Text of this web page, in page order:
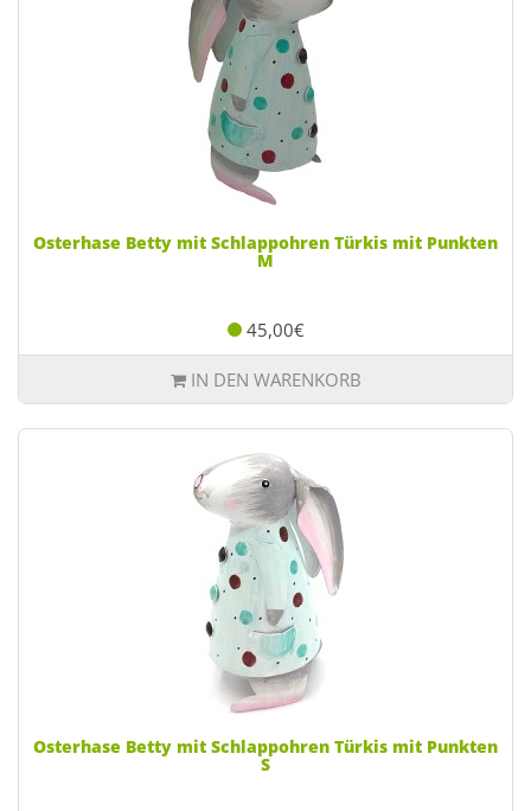
Osterhase Betty mit Schlappohren Türkis mit Punkten
M
45,00€
IN DEN WARENKORB
Osterhase Betty mit Schlappohren Türkis mit Punkten
S